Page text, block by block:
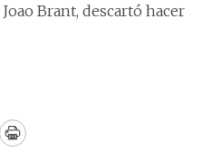
Brant, descartó hacer
Print